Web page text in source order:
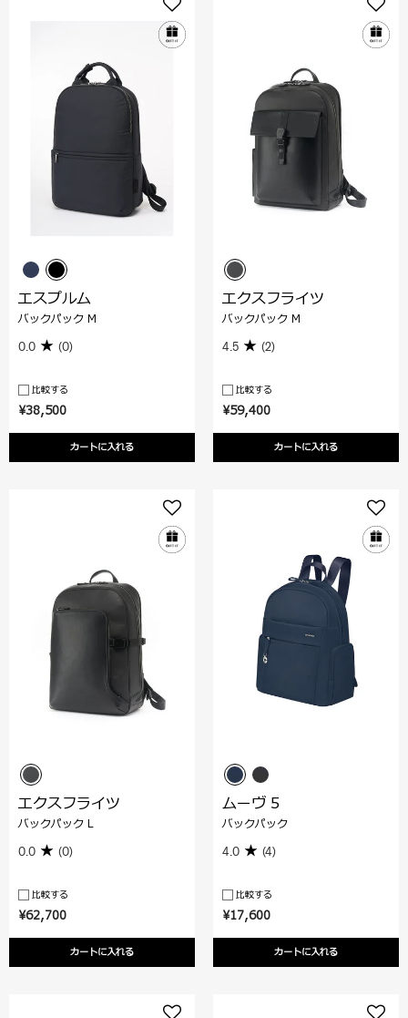
¥38,500
カートに入れる
エスプルム
バックパック M
0.0 (0)
比較する
¥59,400
カートに入れる
エクスフライツ
バックパック M
4.5 (2)
比較する
¥62,700
カートに入れる
エクスフライツ
バックパック L
0.0 (0)
比較する
¥17,600
カートに入れる
ムーヴ 5
バックパック
4.0 (4)
比較する